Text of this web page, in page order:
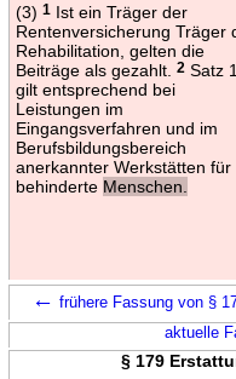
(3) 1Ist ein Träger der
Rentenversicherung Träger
Rehabilitation, gelten die
Beiträge als gezahlt.
2Satz 1
gilt entsprechend bei
Leistungen im
Eingangsverfahren und im
Berufsbildungsbereich
anerkannter Werkstätten für
behinderte Menschen.
← frühere Fassung von §
aktuelle
§ 179